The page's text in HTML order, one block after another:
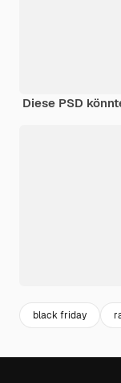
Diese PSD
black friday